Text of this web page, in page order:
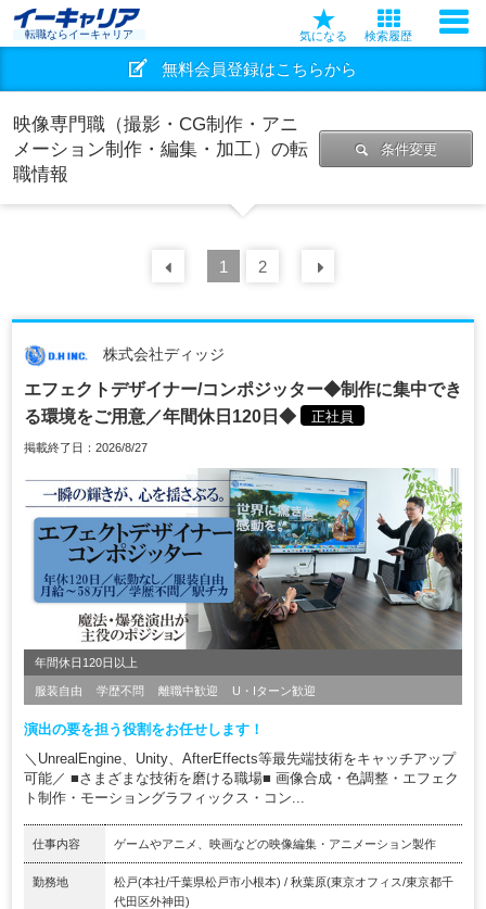
転職ならイーキャリア 気になる 検索履歴
無料会員登録はこちらから
映像専門職（撮影・CG制作・アニ
メーション制作・編集・加工）の転
職情報
条件変更
前の 30
1 2
株式会社ディッジ
エフェクトデザイナー/コンポジッター◆制作に集中でき
る環境をご用意／年間休日120日◆
正社員
掲載終了日：2026/8/27
年間休日120日以上
服装自由 学歴不問 離職中歓迎 U・Iターン歓迎
演出の要を担う役割をお任せします！
＼UnrealEngine、Unity、AfterEffects等最先端技術をキャッチアップ
可能／ ■さまざまな技術を磨ける職場■ 画像合成・色調整・エフェク
ト制作・モーショングラフィックス・コン...
仕事内容 ゲームやアニメ、映画などの映像編集・アニメーション製作
勤務地
松戸(本社/千葉県松戸市小根本) / 秋葉原(東京オフィス/東京都千
代田区外神田)